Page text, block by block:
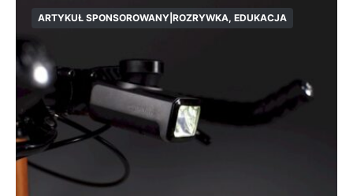
ARTYKUŁ SPONSOROWANY|ROZRYWKA, EDUKACJA